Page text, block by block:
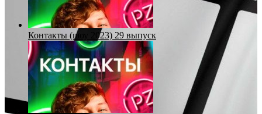
Контакты (шоу 2023) 29 выпуск